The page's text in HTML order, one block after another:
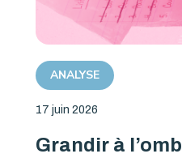
ANALYSE
17 juin 2026
Grandir à